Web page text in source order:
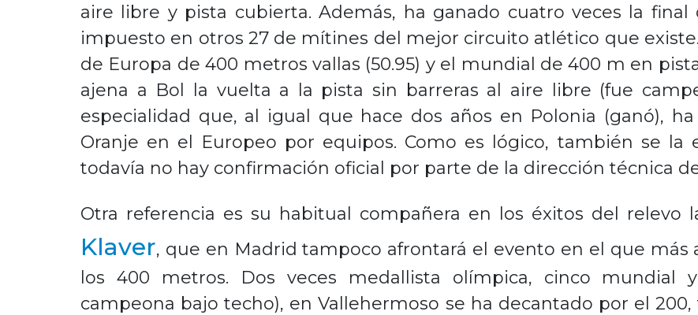
aire libre y pista cubierta. Además, ha ganado cuatro veces la
impuesto en otros 27 de mítines del mejor circuito atlético que
de Europa de 400 metros vallas (50.95) y el mundial de 400 m en
ajena a Bol la vuelta a la pista sin barreras al aire libre (fue
especialidad que, al igual que hace dos años en Polonia (ganó),
Oranje en el Europeo por equipos. Como es lógico, también se la
todavía no hay confirmación oficial por parte de la dirección técnica
Otra referencia es su habitual compañera en los éxitos del relevo
Klaver, que en Madrid tampoco afrontará el evento en el que más
los 400 metros. Dos veces medallista olímpica, cinco mundial
campeona bajo techo), en Vallehermoso se ha decantado por el